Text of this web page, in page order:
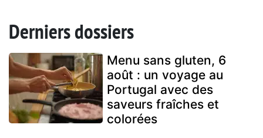
Derniers dossiers
Menu sans gluten, 6
août : un voyage au
Portugal avec des
saveurs fraîches et
colorées